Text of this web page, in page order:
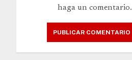
haga un comentario.